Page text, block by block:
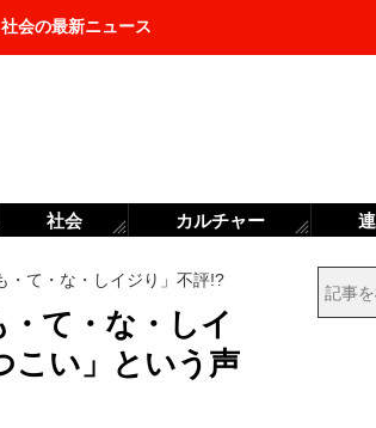
会の最新ニュース
・て・な・しイジり」不評!?
・て・な・しイ
こい」という声
社会 カルチャー